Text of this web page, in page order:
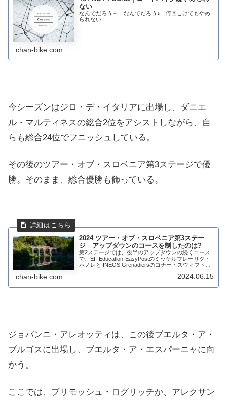
ない
なんでだろう～ なんでだろう♪ 何回こけてもやめ
られない!
chan-bike.com
今シーズンはジロ・デ・イタリアに出場し、ダニエ
ル・マルティネスの総合2位をアシストしながら、自
らも総合24位でフニッシュしている。
その後のツアー・オブ・スロベニア第3ステージで優
勝。そのまま、総合優勝も飾っている。
2024 ツアー・オブ・スロベニア第3ステー
ジ アップダウンのコースを制したのは?
第2ステージでは、後半のアップダウンの続くコース
で、EF Education-EasyPostのミッケルフレーリク・
ホノレと INEOS Grenadiersのコナー・スウィフトが
chan-bike.com 2024.06.15
ジョバンニ・アレオッティは、この後ブエルタ・ア・
ブルゴスに出場し、ブエルタ・ア・エスパーニャに向
かう。
ここでは、プリモッシュ・ログリッチか、アレクサン